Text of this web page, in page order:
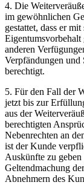
4. Die
im gewöhnlichen
gestattet, dass er
Eigentumsvorbehalt
anderen
Verpfändungen und
berechtigt.
5. Für den Fall der
jetzt bis zur
aus der
berechtigten
Nebenrechten an
ist der Kunde
Auskünfte zu
Geltendmachung
Abnehmern des